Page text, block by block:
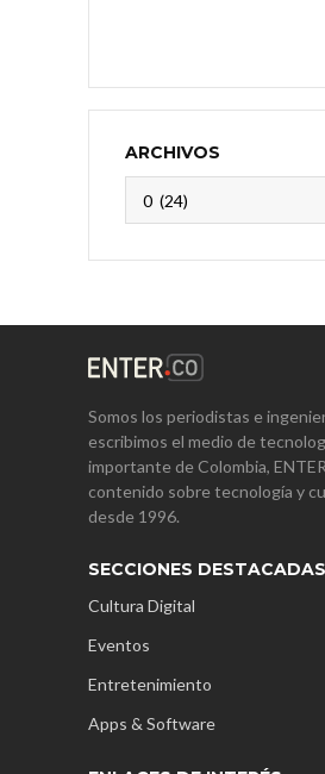
ARCHIVOS
Somos los periodistas e
escribimos el medio de
importante de Colombia,
contenido sobre tecnología y
desde 1996.
SECCIONES DESTACADAS
Cultura Digital
Eventos
Entretenimiento
Apps & Software